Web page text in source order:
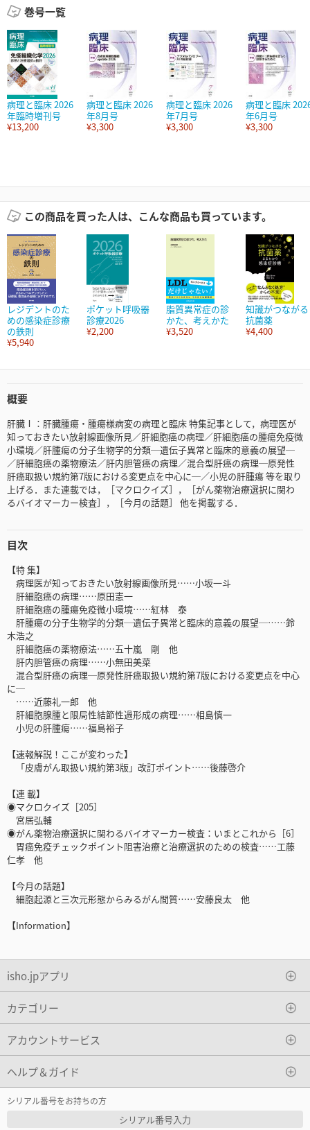
巻号一覧
病理と臨床 2026
年臨時増刊号
¥13,200
病理と臨床 2026
年8月号
¥3,300
病理と臨床 2026
年7月号
¥3,300
病理と臨床
年6月号
¥3,300
この商品を買った人は、こんな商品も買っています。
レジデントのた
めの感染症診療
の鉄則
¥5,940
ポケット呼吸器
診療2026
¥2,200
脂質異常症の診
かた、考えかた
¥3,520
知識がつながる
抗菌薬
¥4,400
概要
肝臓Ⅰ：肝臓腫瘍・腫瘍様病変の病理と臨床 特集記事として，病理医が
知っておきたい放射線画像所見／肝細胞癌の病理／肝細胞癌の腫瘍免疫微
小環境／肝腫瘍の分子生物学的分類─遺伝子異常と臨床的意義の展望─
／肝細胞癌の薬物療法／肝内胆管癌の病理／混合型肝癌の病理─原発性
肝癌取扱い規約第7版における変更点を中心に─／小児の肝腫瘍 等を取り
上げる．また連載では，［マクロクイズ］，［がん薬物治療選択に関わ
るバイオマーカー検査］，［今月の話題］ 他を掲載する．
目次
【特 集】
病理医が知っておきたい放射線画像所見……小坂一斗
肝細胞癌の病理……原田憲一
肝細胞癌の腫瘍免疫微小環境……紅林 泰
肝腫瘍の分子生物学的分類─遺伝子異常と臨床的意義の展望─……鈴
木浩之
肝細胞癌の薬物療法……五十嵐 剛 他
肝内胆管癌の病理……小無田美菜
混合型肝癌の病理─原発性肝癌取扱い規約第7版における変更点を中心
に─
……近藤礼一郎 他
肝細胞腺腫と限局性結節性過形成の病理……相島慎一
小児の肝腫瘍……福島裕子
【速報解説！ここが変わった】
「皮膚がん取扱い規約第3版」改訂ポイント……後藤啓介
【連 載】
◉マクロクイズ［205］
宮居弘輔
◉がん薬物治療選択に関わるバイオマーカー検査：いまとこれから［6］
胃癌免疫チェックポイント阻害治療と治療選択のための検査……工藤
仁孝 他
【今月の話題】
細胞起源と三次元形態からみるがん間質……安藤良太 他
【Information】
isho.jpアプリ
カテゴリー
アカウントサービス
ヘルプ＆ガイド
シリアル番号をお持ちの方
シリアル番号入力